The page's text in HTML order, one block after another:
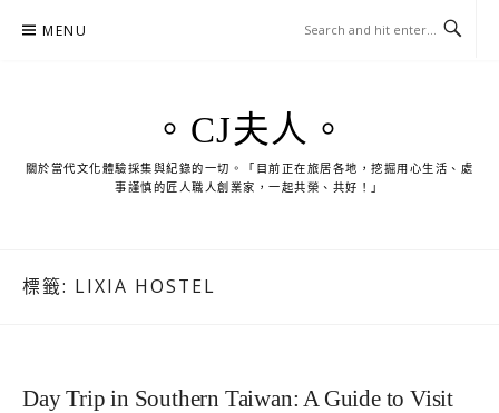
MENU
。CJ夫人。
關於當代文化體驗採集與紀錄的一切。「目前正在旅居各地，挖掘用心生活、處
事謹慎的匠人職人創業家，一起共榮、共好！」
標籤: LIXIA HOSTEL
Day Trip in Southern Taiwan: A Guide to Visit